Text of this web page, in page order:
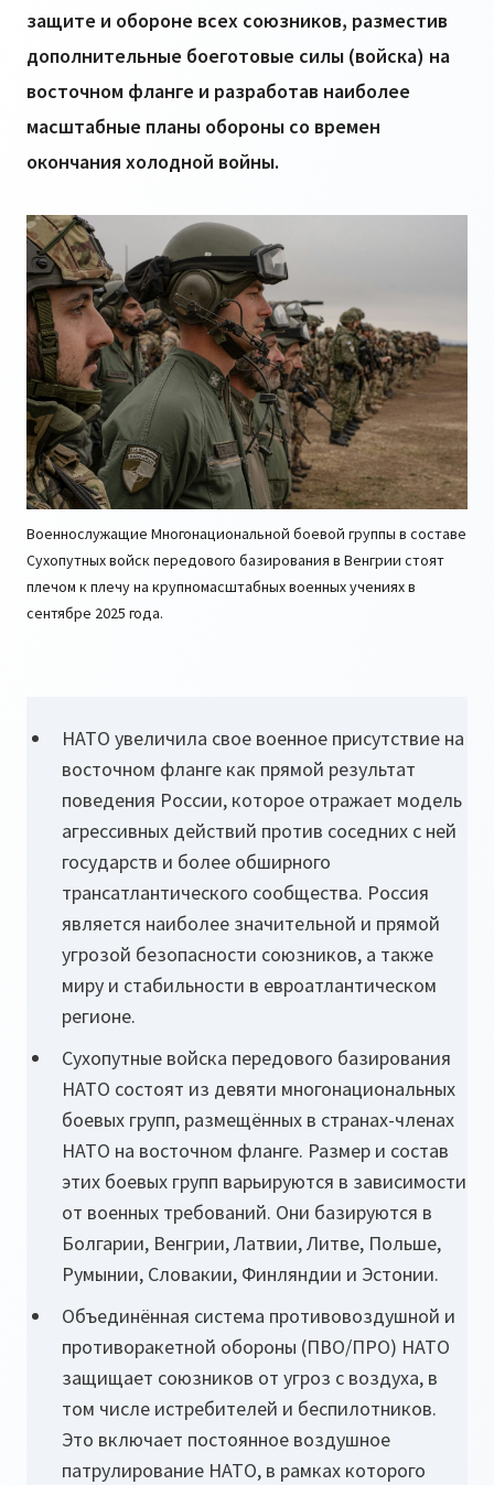
защите и обороне всех союзников, разместив
дополнительные боеготовые силы (войска) на
восточном фланге и разработав наиболее
масштабные планы обороны со времен
окончания холодной войны.
Военнослужащие Многонациональной боевой группы в составе
Сухопутных войск передового базирования в Венгрии стоят
плечом к плечу на крупномасштабных военных учениях в
сентябре 2025 года.
НАТО увеличила свое военное присутствие на
восточном фланге как прямой результат
поведения России, которое отражает модель
агрессивных действий против соседних с ней
государств и более обширного
трансатлантического сообщества. Россия
является наиболее значительной и прямой
угрозой безопасности союзников, а также
миру и стабильности в евроатлантическом
регионе.
Сухопутные войска передового базирования
НАТО состоят из девяти многонациональных
боевых групп, размещённых в странах-членах
НАТО на восточном фланге. Размер и состав
этих боевых групп варьируются в зависимости
от военных требований. Они базируются в
Болгарии, Венгрии, Латвии, Литве, Польше,
Румынии, Словакии, Финляндии и Эстонии.
Объединённая система противовоздушной и
противоракетной обороны (ПВО/ПРО) НАТО
защищает союзников от угроз с воздуха, в
том числе истребителей и беспилотников.
Это включает постоянное воздушное
патрулирование НАТО, в рамках которого